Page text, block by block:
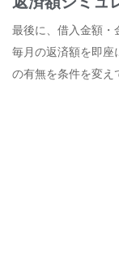
最後に、借入金額・
毎月の返済額を即座
の有無を条件を変え